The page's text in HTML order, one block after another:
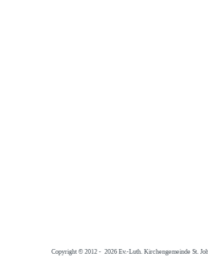
Copyright © 2012 - 2026 Ev.-Luth. Kirchengemeinde St.